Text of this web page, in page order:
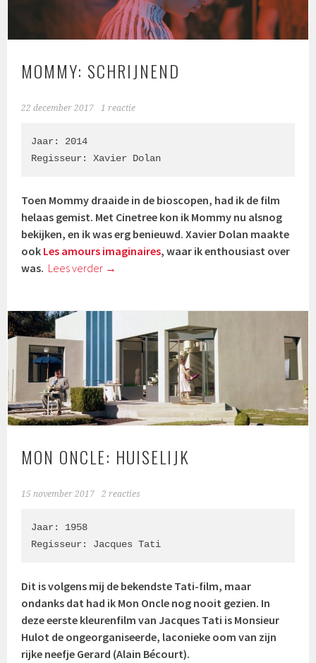
MOMMY: SCHRIJNEND
22 december 2017 1 reactie
Jaar: 2014
Regisseur: Xavier Dolan
Toen Mommy draaide in de bioscopen, had ik de film
helaas gemist. Met Cinetree kon ik Mommy nu alsnog
bekijken, en ik was erg benieuwd. Xavier Dolan maakte
ook Les amours imaginaires, waar ik enthousiast over
was. Lees verder →
MON ONCLE: HUISELIJK
15 november 2017 2 reacties
Jaar: 1958
Regisseur: Jacques Tati
Dit is volgens mij de bekendste Tati-film, maar
ondanks dat had ik Mon Oncle nog nooit gezien. In
deze eerste kleurenfilm van Jacques Tati is Monsieur
Hulot de ongeorganiseerde, laconieke oom van zijn
rijke neefje Gerard (Alain Bécourt).